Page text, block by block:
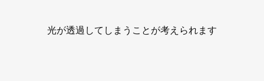
光が透過してしまうことが考えられます